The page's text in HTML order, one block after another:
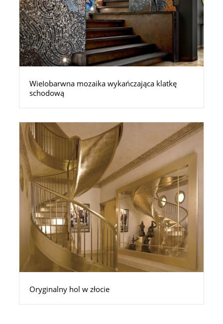
WieIobarwna mozaika wykańczająca klatkę
schodową
Oryginalny hol w złocie